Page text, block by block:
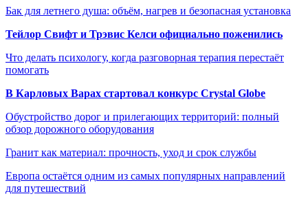
Бак для летнего душа: объём, нагрев и безопасная установка
Тейлор Свифт и Трэвис Келси официально поженились
Что делать психологу, когда разговорная терапия перестаёт
помогать
В Карловых Варах стартовал конкурс Crystal Globe
Обустройство дорог и прилегающих территорий: полный
обзор дорожного оборудования
Гранит как материал: прочность, уход и срок службы
Европа остаётся одним из самых популярных направлений
для путешествий